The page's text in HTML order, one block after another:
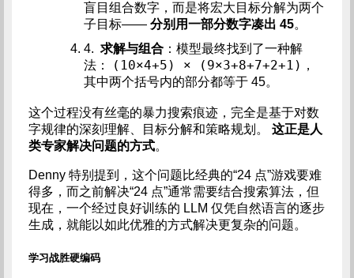
盲目组合数字，而是将宏大目标分解为两个
子目标—— 分别用一部分数字凑出 45。
4. 求解与组合：模型最终找到了一种解
法：
(10×4+5) × (9×3+8+7+2+1) ，
其中两个括号内的部分都等于 45。
这个过程没有丝毫的暴力搜索痕迹，完全是基于对数
字规律的深刻理解、目标分解和策略规划。 这正是人
类专家解决问题的方式。
Denny 特别提到，这个问题比经典的“24 点”游戏要难
得多，而之前解决“24 点”通常需要结合搜索算法，但
现在，一个经过良好训练的 LLM 仅凭自然语言的逐步
生成，就能以如此优雅的方式解决更复杂的问题。
学习战胜硬编码